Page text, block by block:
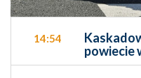
14:54
powiecie